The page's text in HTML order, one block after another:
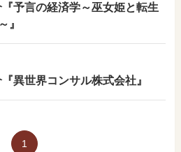
予言の経済学～巫女姫と転生
』
異世界コンサル株式会社』
1